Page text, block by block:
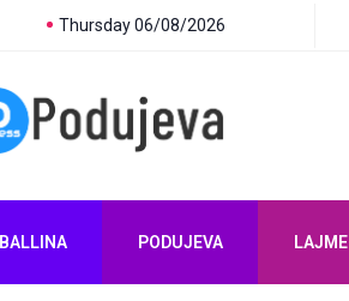
Thursday 06/08/2026
BALLINA PODUJEVA LAJME